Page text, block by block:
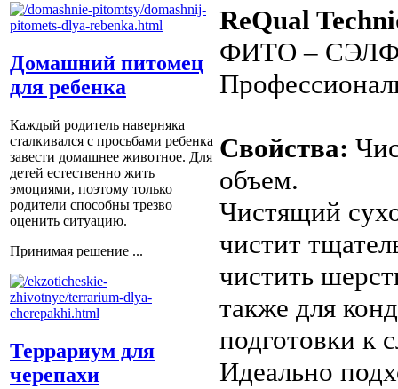
Домашний питомец
для ребенка
Каждый родитель наверняка
сталкивался с просьбами ребенка
завести домашнее животное. Для
детей естественно жить
эмоциями, поэтому только
родители способны трезво
оценить ситуацию.
Принимая решение ...
Террариум для
черепахи
ReQual
ФИТО –
Свойства:
объем.
Чистящий
чистит
чистить
также для
подготовки к
Идеально